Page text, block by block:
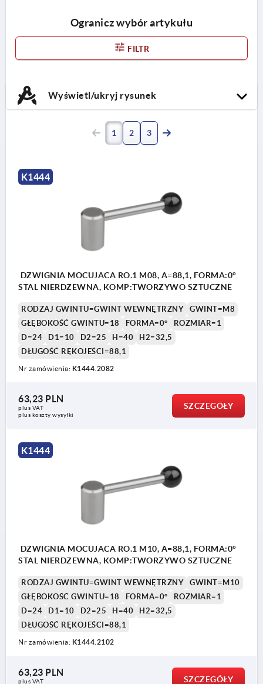
Ogranicz wybór artykułu
FILTR
Wyświetl/ukryj rysunek
1 2 3
K1444
DZWIGNIA MOCUJACA RO.1 M08, A=88,1, FORMA:0°
STAL NIERDZEWNA, KOMP:TWORZYWO SZTUCZNE
RODZAJ GWINTU=GWINT WEWNĘTRZNY
GWINT=M8
GŁĘBOKOŚĆ GWINTU=18
FORMA=0°
ROZMIAR=1
D=24
D1=10 D2=25 H=40
H2=32,5
DŁUGOŚĆ RĘKOJEŚCI=88,1
Nr zamówienia: K1444.2082
63,23 PLN
plus VAT
plus koszty wysyłki
SZCZEGÓŁY
K1444
DZWIGNIA MOCUJACA RO.1 M10, A=88,1, FORMA:0°
STAL NIERDZEWNA, KOMP:TWORZYWO SZTUCZNE
RODZAJ GWINTU=GWINT WEWNĘTRZNY
GWINT=M10
GŁĘBOKOŚĆ GWINTU=18
FORMA=0°
ROZMIAR=1
D=24
D1=10 D2=25 H=40
H2=32,5
DŁUGOŚĆ RĘKOJEŚCI=88,1
Nr zamówienia: K1444.2102
63,23 PLN
plus VAT SZCZEGÓŁY